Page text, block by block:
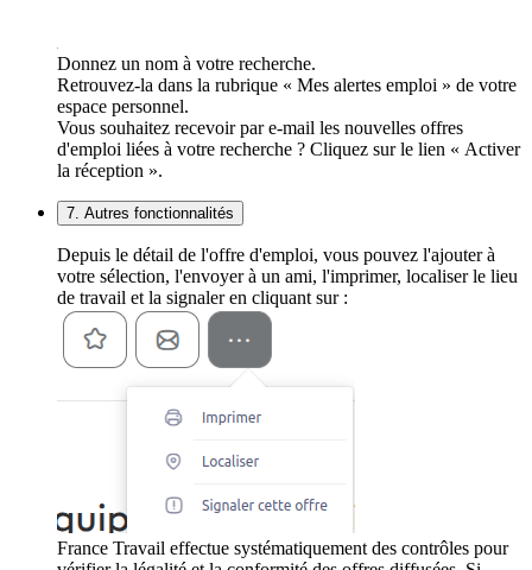
Donnez un nom à votre recherche.
Retrouvez-la dans la rubrique « Mes alertes emploi » de votre
espace personnel.
Vous souhaitez recevoir par e-mail les nouvelles offres
d'emploi liées à votre recherche ? Cliquez sur le lien « Activer
la réception ».
7. Autres fonctionnalités
Depuis le détail de l'offre d'emploi, vous pouvez l'ajouter à
votre sélection, l'envoyer à un ami, l'imprimer, localiser le lieu
de travail et la signaler en cliquant sur :
France Travail effectue systématiquement des contrôles pour